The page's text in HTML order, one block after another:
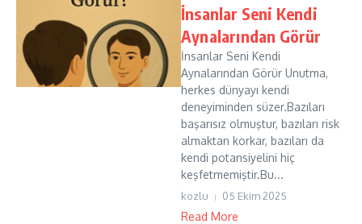
İnsanlar Seni Kendi
Aynalarından Görür
İnsanlar Seni Kendi
Aynalarından Görür Unutma,
herkes dünyayı kendi
deneyiminden süzer.Bazıları
başarısız olmuştur, bazıları risk
almaktan korkar, bazıları da
kendi potansiyelini hiç
keşfetmemiştir.Bu...
kozlu 05 Ekim 2025
Read More